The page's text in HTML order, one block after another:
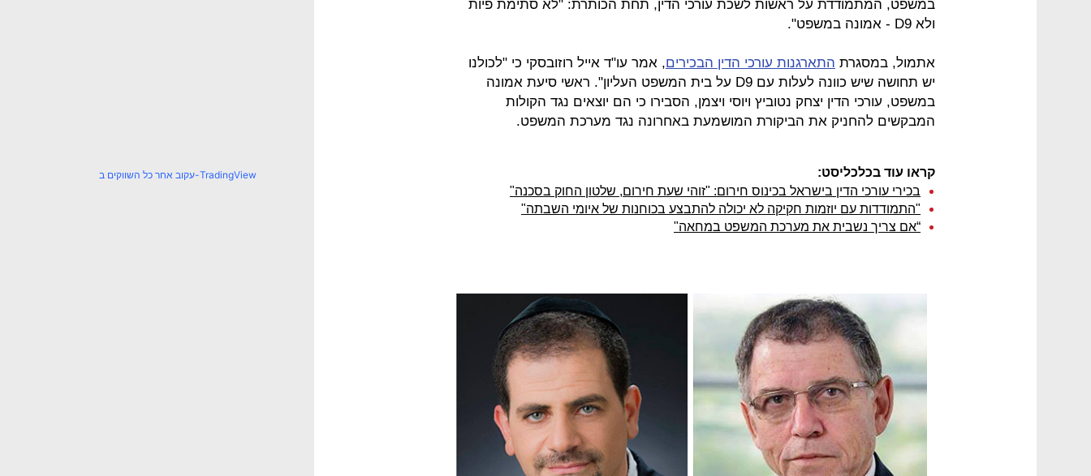
במשפט, המתמודדת על ראשות לשכת עורכי הדין, תחת הכותרת: "לא סתימת פיות
ולא D9 - אמונה במשפט".
אתמול, במסגרת התארגנות עורכי הדין הבכירים, אמר עו"ד אייל רוזובסקי כי "לכולנו
יש תחושה שיש כוונה לעלות עם D9 על בית המשפט העליון". ראשי סיעת אמונה
במשפט, עורכי הדין יצחק נטוביץ ויוסי ויצמן, הסבירו כי הם יוצאים נגד הקולות
המבקשים להחניק את הביקורת המושמעת באחרונה נגד מערכת המשפט.
קראו עוד בכלכליסט:
בכירי עורכי הדין בישראל בכינוס חירום: "זוהי שעת חירום, שלטון החוק בסכנה"
"התמודדות עם יוזמות חקיקה לא יכולה להתבצע בכוחנות של איומי השבתה"
“אם צריך נשבית את מערכת המשפט במחאה"
עקוב אחר כל השווקים ב-TradingView